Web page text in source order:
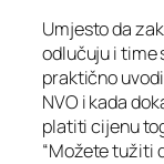
Umjesto da
odlučuju i time
praktično
NVO i kada
platiti cijenu
“Možete tužiti